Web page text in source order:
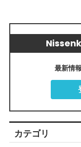
最新情
カテゴリ